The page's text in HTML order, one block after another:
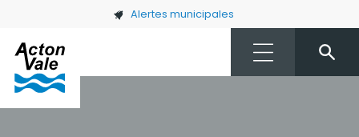
Skip to main content Alertes municipales